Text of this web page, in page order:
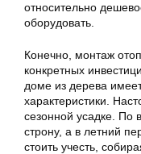
относительно
оборудовать.
Конечно, монтаж
конкретных
доме из дерева
характеристики.
сезонной усадке. По
строну, а в летний
стоить учесть,